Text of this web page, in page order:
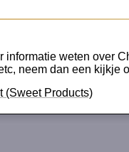
weten over
neem dan een kijkje
(Sweet Products)